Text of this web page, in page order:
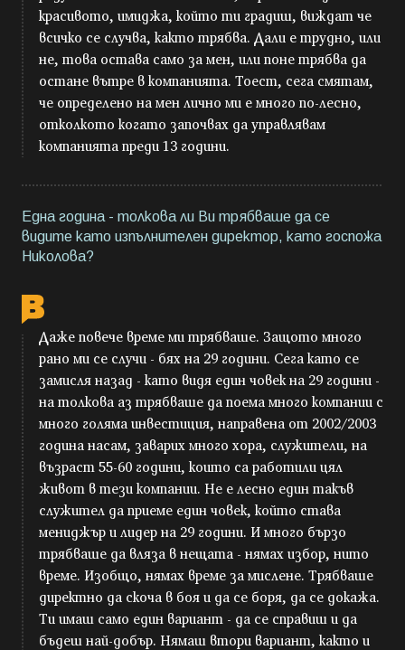
красивото, имиджа, който ти градиш, виждат че
всичко се случва, както трябва. Дали е трудно, или
не, това остава само за мен, или поне трябва да
остане вътре в компанията. Тоест, сега смятам,
че определено на мен лично ми е много по-лесно,
отколкото когато започвах да управлявам
компанията преди 13 години.
Една година - толкова ли Ви трябваше да се
видите като изпълнителен директор, като госпожа
Николова?
Даже повече време ми трябваше. Защото много
рано ми се случи - бях на 29 години. Сега като се
замисля назад - като видя един човек на 29 години -
на толкова аз трябваше да поема много компании с
много голяма инвестиция, направена от 2002/2003
година насам, заварих много хора, служители, на
възраст 55-60 години, които са работили цял
живот в тези компании. Не е лесно един такъв
служител да приеме един човек, който става
мениджър и лидер на 29 години. И много бързо
трябваше да вляза в нещата - нямах избор, нито
време. Изобщо, нямах време за мислене. Трябваше
директно да скоча в боя и да се боря, да се докажа.
Ти имаш само един вариант - да се справиш и да
бъдеш най-добър. Нямаш втори вариант, както и